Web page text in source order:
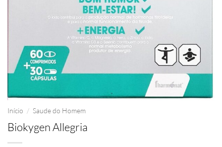
Início / Saude do Homem
Biokygen Allegria